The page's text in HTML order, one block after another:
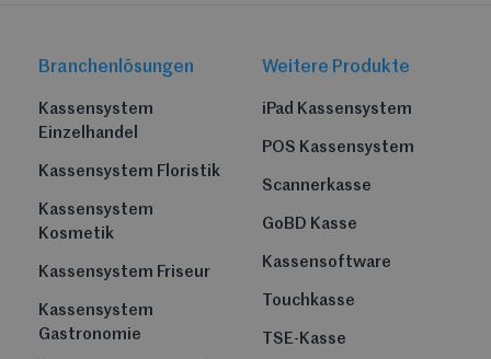
Branchenlösungen
Kassensystem
Einzelhandel
Kassensystem Floristik
Kassensystem
Kosmetik
Kassensystem Friseur
Kassensystem
Gastronomie
Weitere Produkte
iPad Kassensystem
POS Kassensystem
Scannerkasse
GoBD Kasse
Kassensoftware
Touchkasse
TSE-Kasse